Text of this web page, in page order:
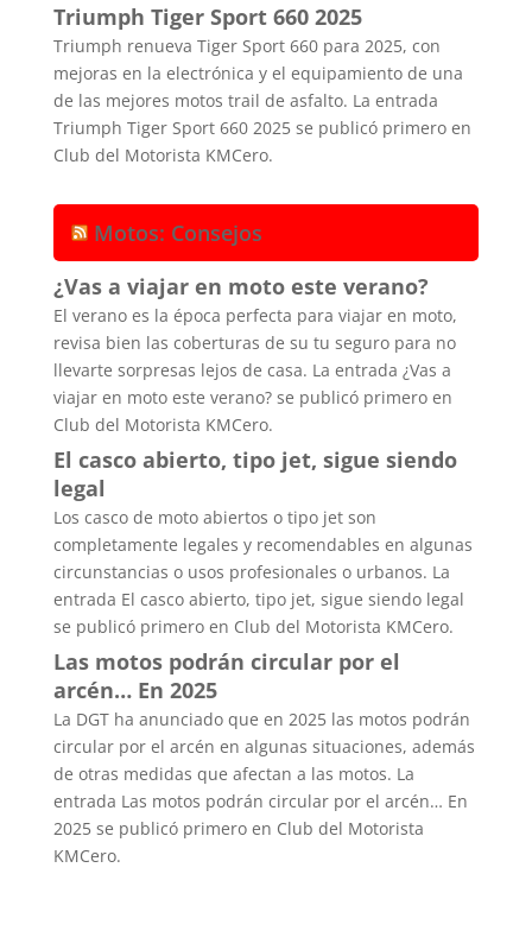
Triumph Tiger Sport 660 2025
Triumph renueva Tiger Sport 660 para 2025, con
mejoras en la electrónica y el equipamiento de una
de las mejores motos trail de asfalto. La entrada
Triumph Tiger Sport 660 2025 se publicó primero en
Club del Motorista KMCero.
Motos: Consejos
¿Vas a viajar en moto este verano?
El verano es la época perfecta para viajar en moto,
revisa bien las coberturas de su tu seguro para no
llevarte sorpresas lejos de casa. La entrada ¿Vas a
viajar en moto este verano? se publicó primero en
Club del Motorista KMCero.
El casco abierto, tipo jet, sigue siendo
legal
Los casco de moto abiertos o tipo jet son
completamente legales y recomendables en algunas
circunstancias o usos profesionales o urbanos. La
entrada El casco abierto, tipo jet, sigue siendo legal
se publicó primero en Club del Motorista KMCero.
Las motos podrán circular por el
arcén… En 2025
La DGT ha anunciado que en 2025 las motos podrán
circular por el arcén en algunas situaciones, además
de otras medidas que afectan a las motos. La
entrada Las motos podrán circular por el arcén… En
2025 se publicó primero en Club del Motorista
KMCero.